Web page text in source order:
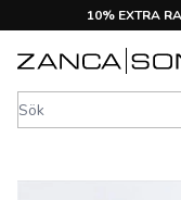
10% EXTRA